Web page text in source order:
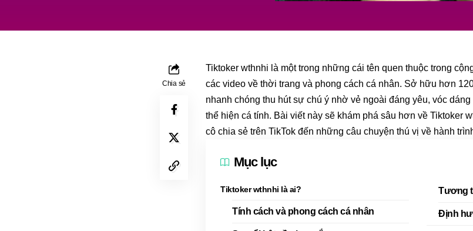
Chia sẻ
Tiktoker wthnhi là một trong những cái tên quen thuộc trong
các video về thời trang và phong cách cá nhân. Sở hữu hơn
nhanh chóng thu hút sự chú ý nhờ vẻ ngoài đáng yêu, vóc
thể hiện cá tính. Bài viết này sẽ khám phá sâu hơn về Tiktoker
cô chia sẻ trên TikTok đến những câu chuyện thú vị về hành
Mục lục
Tiktoker wthnhi là ai?
Tính cách và phong cách cá nhân
Tương
Định